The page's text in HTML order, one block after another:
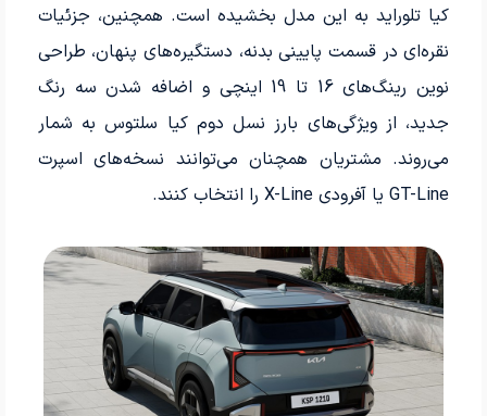
کیا تلوراید به این مدل بخشیده است. همچنین، جزئیات
نقره‌ای در قسمت پایینی بدنه، دستگیره‌های پنهان، طراحی
نوین رینگ‌های 16 تا 19 اینچی و اضافه شدن سه رنگ
جدید، از ویژگی‌های بارز نسل دوم کیا سلتوس به شمار
می‌روند. مشتریان همچنان می‌توانند نسخه‌های اسپرت
GT-Line یا آفرودی X-Line را انتخاب کنند.